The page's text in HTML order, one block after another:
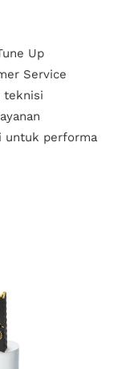
Up
Service
teknisi
untuk performa